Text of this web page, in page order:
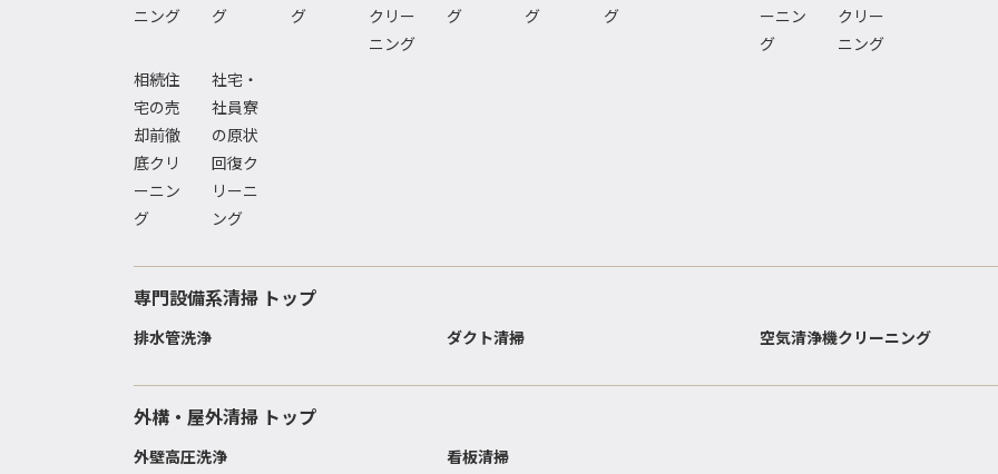
ニング
グ
グ
クリー
ニング
相続住
宅の売
却前徹
底クリ
ーニン
グ
社宅・
社員寮
の原状
回復ク
リーニ
ング
グ
グ
グ
ーニン
グ
クリー
ニング
専門設備系清掃 トップ
排水管洗浄 ダクト清掃 空気清浄機クリーニング
外構・屋外清掃 トップ
外壁高圧洗浄 看板清掃